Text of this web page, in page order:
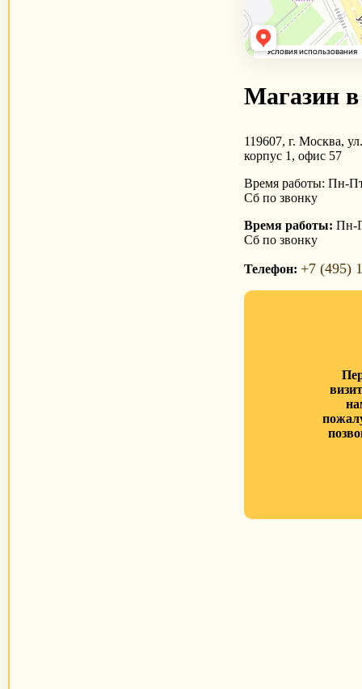
Магазин
119607, г. Москва,
корпус 1, офис 57
Время работы: Пн-
Сб по звонку
Время работы: Пн-
Сб по звонку
Телефон: +7 (495)